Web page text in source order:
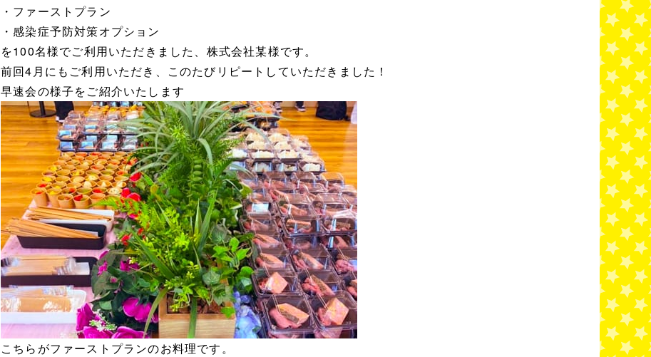
・ファーストプラン
・感染症予防対策オプション
を100名様でご利用いただきました、株式会社某様です。
前回4月にもご利用いただき、このたびリピートしていただきました！
早速会の様子をご紹介いたします
こちらがファーストプランのお料理です。